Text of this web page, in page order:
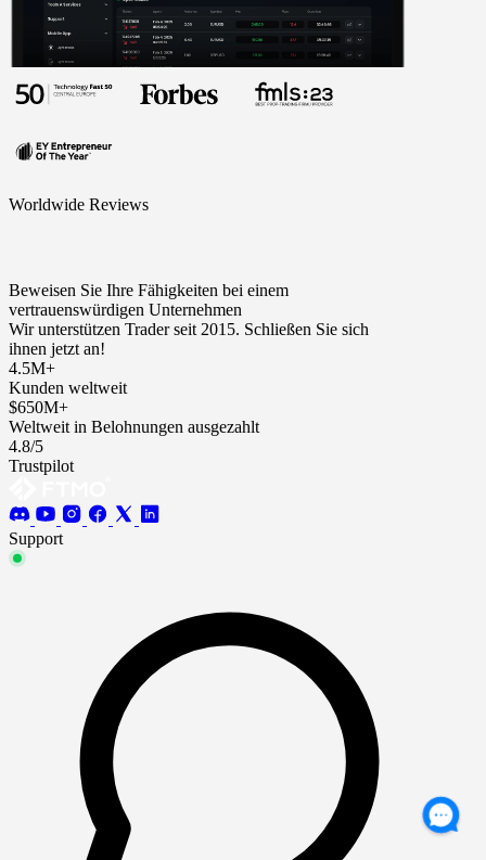
Worldwide Reviews
Beweisen Sie Ihre Fähigkeiten bei einem
vertrauenswürdigen Unternehmen
Wir unterstützen Trader seit 2015. Schließen Sie sich
ihnen jetzt an!
4.5M+
Kunden weltweit
$650M+
Weltweit in Belohnungen ausgezahlt
4.8/5
Trustpilot
Support